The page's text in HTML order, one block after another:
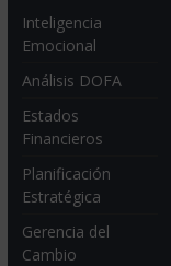
Inteligencia
Emocional
Análisis DOFA
Estados
Financieros
Planificación
Estratégica
Gerencia del
Cambio